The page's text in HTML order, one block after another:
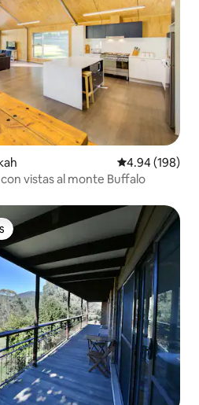
Calificación
4.94 (198)
vistas al monte Buffalo